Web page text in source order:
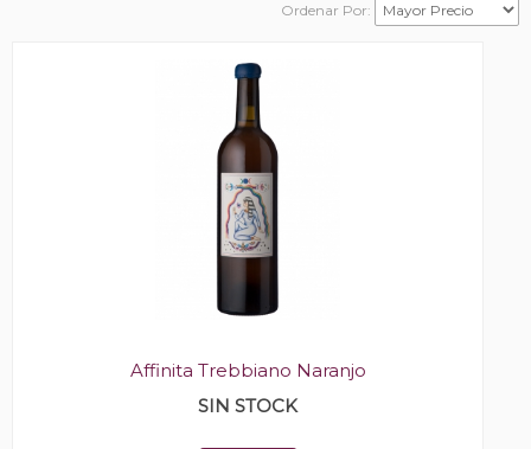
Ordenar Por:
Affinita Trebbiano Naranjo
SIN STOCK